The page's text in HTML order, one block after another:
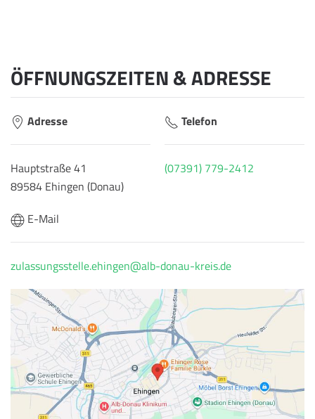
ÖFFNUNGSZEITEN & ADRESSE
Adresse
Hauptstraße 41
89584 Ehingen (Donau)
Telefon
(07391) 779-2412
E-Mail
zulassungsstelle.ehingen@alb-donau-kreis.de